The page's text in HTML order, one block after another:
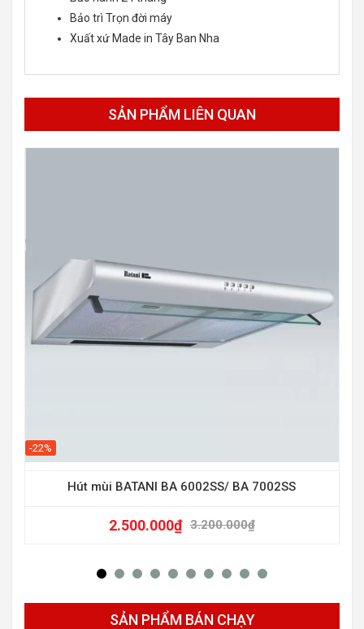
Bảo trì Trọn đời máy
Xuất xứ Made in Tây Ban Nha
SẢN PHẨM LIÊN QUAN
-22%
Hút mùi BATANI BA 6002SS/ BA 7002SS
3.200.000₫
2.500.000₫
SẢN PHẨM BÁN CHẠY